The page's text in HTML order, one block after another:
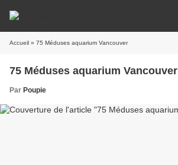
Accueil » 75 Méduses aquarium Vancouver
75 Méduses aquarium Vancouver
Par Poupie